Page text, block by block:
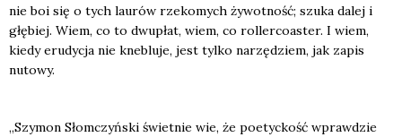
nie boi się o tych lau­rów rze­ko­mych żywot­ność; szu­ka dalej i
głę­biej. Wiem, co to dwu­płat, wiem, co rol­ler­co­aster. I wiem,
kie­dy eru­dy­cja nie kne­blu­je, jest tyl­ko narzę­dziem, jak zapis
nuto­wy.
„Szy­mon Słom­czyń­ski świet­nie wie, że poetyc­kość wpraw­dzie